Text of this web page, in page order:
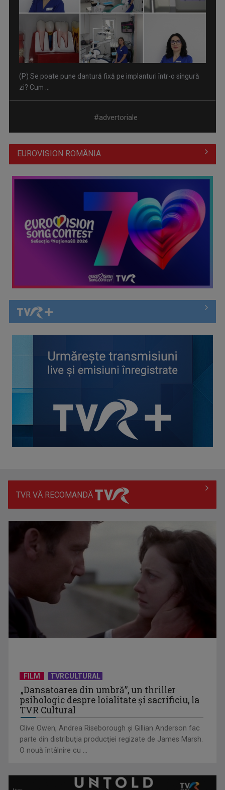
(P) Se poate pune dantură fixă pe implanturi într-o singură
zi? Cum ...
(P) 5 platforme de meditații online din România în 2026
(P) Plajele din broșuri și regulile pentru vizitatori: ce nu îți
(P) Migrene frecvente: când recomandă neurologul un RMN
#advertoriale
EUROVISION ROMÂNIA
TVR VĂ RECOMANDĂ
FILM TVRCULTURAL
„Dansatoarea din umbră”, un thriller
psihologic despre loialitate și sacrificiu, la
TVR Cultural
Clive Owen, Andrea Riseborough şi Gillian Anderson fac
parte din distribuţia producţiei regizate de James Marsh.
O nouă întâlnire cu ...